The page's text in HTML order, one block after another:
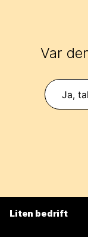
Var
Ja,
Liten bedrift